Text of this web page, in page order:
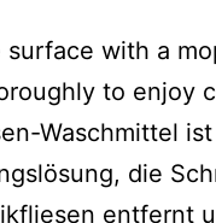
with a
to enjoy
Waschmittel
die
entfernt